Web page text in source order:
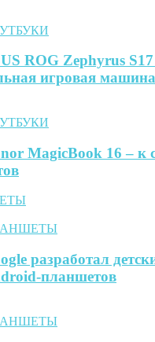
ROG Zephyrus
игровая машина
MagicBook 16 – к
разработал
планшетов